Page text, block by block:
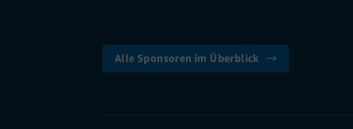
Alle Sponsoren im Überblick